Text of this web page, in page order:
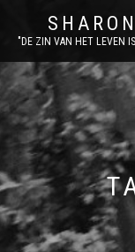
"DE ZIN VAN HET LEVEN